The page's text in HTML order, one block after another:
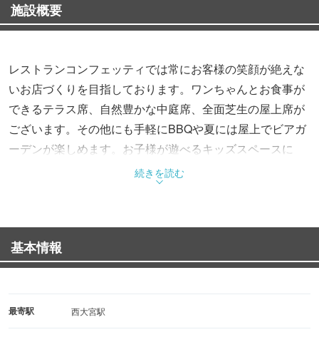
施設概要
レストランコンフェッティでは常にお客様の笑顔が絶えな
いお店づくりを目指しております。ワンちゃんとお食事が
できるテラス席、自然豊かな中庭席、全面芝生の屋上席が
ございます。その他にも手軽にBBQや夏には屋上でビアガ
ーデンが楽しめます。お子様が遊べるキッズスペースに
は、安心してお食事ができるようモニターを設置しており
ますので、お席でお食事を楽しみながらお子様が遊んでい
続きを読む
基本情報
最寄駅 西大宮駅